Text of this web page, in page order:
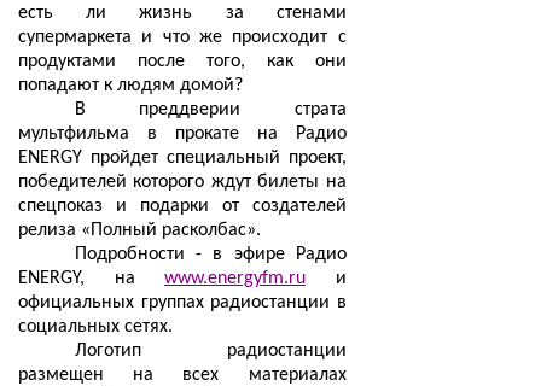
есть ли жизнь за стенами
супермаркета и что же происходит с
продуктами после того, как они
попадают к людям домой?
В преддверии страта
мультфильма в прокате на Радио
ENERGY пройдет специальный проект,
победителей которого ждут билеты на
спецпоказ и подарки от создателей
релиза «Полный расколбас».
Подробности - в эфире Радио
ENERGY, наwww.energyfm.ru и
официальных группах радиостанции в
социальных сетях.
Логотип радиостанции
размещен на всех материалах